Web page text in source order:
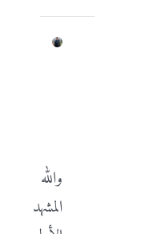
والله
المشهد